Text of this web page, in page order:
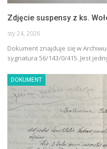
Zdjęcie suspensy z ks.
sty 24, 2026
Dokument znajduje się w
sygnatura 56/143/0/415. Jest
DOKUMENT